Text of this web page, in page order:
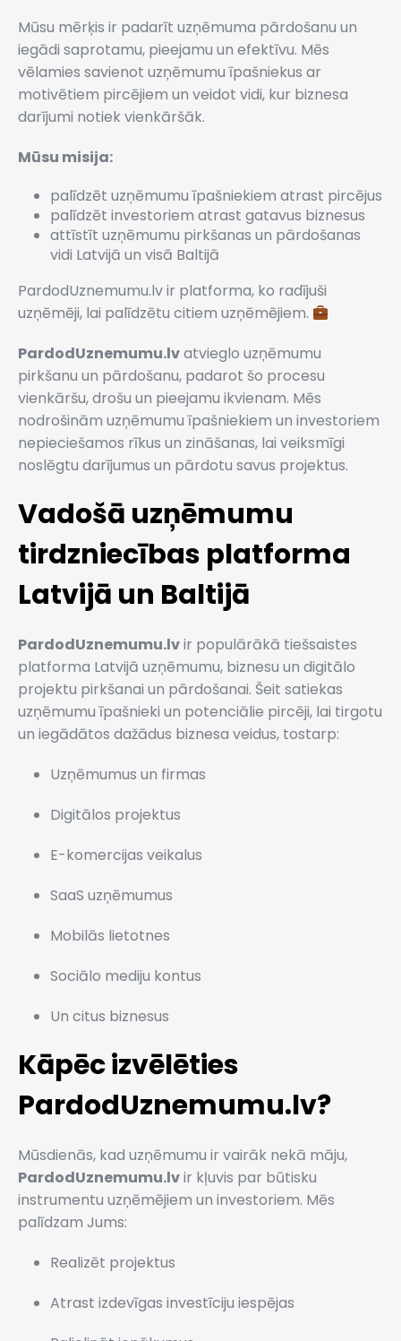
Mūsu mērķis ir padarīt uzņēmuma pārdošanu un
iegādi saprotamu, pieejamu un efektīvu. Mēs
vēlamies savienot uzņēmumu īpašniekus ar
motivētiem pircējiem un veidot vidi, kur biznesa
darījumi notiek vienkāršāk.
Mūsu misija:
palīdzēt uzņēmumu īpašniekiem atrast pircējus
palīdzēt investoriem atrast gatavus biznesus
attīstīt uzņēmumu pirkšanas un pārdošanas
vidi Latvijā un visā Baltijā
PardodUznemumu.lv ir platforma, ko radījuši
uzņēmēji, lai palīdzētu citiem uzņēmējiem.
PardodUznemumu.lvatvieglo uzņēmumu
pirkšanu un pārdošanu, padarot šo procesu
vienkāršu, drošu un pieejamu ikvienam. Mēs
nodrošinām uzņēmumu īpašniekiem un investoriem
nepieciešamos rīkus un zināšanas, lai veiksmīgi
noslēgtu darījumus un pārdotu savus projektus.
Vadošā uzņēmumu
tirdzniecības platforma
Latvijā un Baltijā
PardodUznemumu.lvir populārākā tiešsaistes
platforma Latvijā uzņēmumu, biznesu un digitālo
projektu pirkšanai un pārdošanai. Šeit satiekas
uzņēmumu īpašnieki un potenciālie pircēji, lai tirgotu
un iegādātos dažādus biznesa veidus, tostarp:
Uzņēmumus un firmas
Digitālos projektus
E-komercijas veikalus
SaaS uzņēmumus
Mobilās lietotnes
Sociālo mediju kontus
Un citus biznesus
Kāpēc izvēlēties
PardodUznemumu.lv?
Mūsdienās, kad uzņēmumu ir vairāk nekā māju,
PardodUznemumu.lvir kļuvis par būtisku
instrumentu uzņēmējiem un investoriem. Mēs
palīdzam Jums:
Realizēt projektus
Atrast izdevīgas investīciju iespējas